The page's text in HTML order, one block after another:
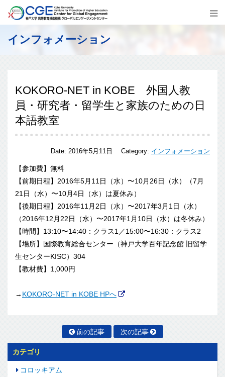
インフォメーション
KOKORO-NET in KOBE 外国人教
員・研究者・留学生と家族のための日
本語教室
Date:2016年5月11日 Category: インフォメーション
【参加費】無料
【前期日程】2016年5月11日（水）〜10月26日（水）（7月
21日（水）〜10月4日（水）は夏休み）
【後期日程】2016年11月2日（水）〜2017年3月1日（水）
（2016年12月22日（水）〜2017年1月10日（水）は冬休み）
【時間】13:10〜14:40：クラス1／15:00〜16:30：クラス2
【場所】国際教育総合センター（神戸大学百年記念館 旧留学
生センターKISC）304
【教材費】1,000円
→ KOKORO-NET in KOBE HPへ
前の記事 次の記事
カテゴリ
コロッキアム